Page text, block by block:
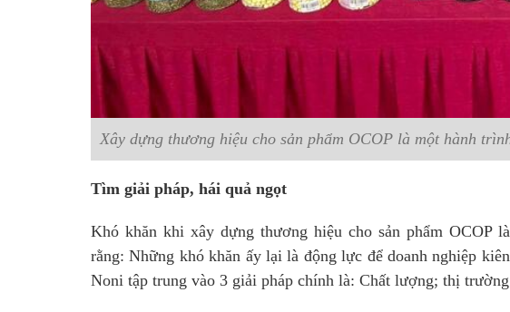
Xây dựng thương hiệu cho sản phẩm OCOP là một hành
Tìm giải pháp, hái quả ngọt
Khó khăn khi xây dựng thương hiệu cho sản phẩm OCOP
rằng: Những khó khăn ấy lại là động lực để doanh nghiệp
Noni tập trung vào 3 giải pháp chính là: Chất lượng; thị